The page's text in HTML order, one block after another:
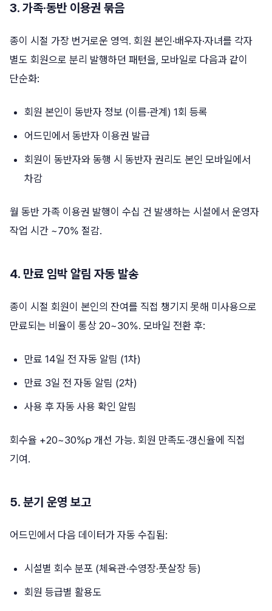
3. 가족·동반 이용권 묶음
종이 시절 가장 번거로운 영역. 회원 본인·배우자·자녀를 각자
별도 회원으로 분리 발행하던 패턴을, 모바일로 다음과 같이
단순화:
회원 본인이 동반자 정보 (이름·관계) 1회 등록
어드민에서 동반자 이용권 발급
회원이 동반자와 동행 시 동반자 권리도 본인 모바일에서
차감
월 동반 가족 이용권 발행이 수십 건 발생하는 시설에서 운영자
작업 시간 ~70% 절감.
4. 만료 임박 알림 자동 발송
종이 시절 회원이 본인의 잔여를 직접 챙기지 못해 미사용으로
만료되는 비율이 통상 20~30%. 모바일 전환 후:
만료 14일 전 자동 알림 (1차)
만료 3일 전 자동 알림 (2차)
사용 후 자동 사용 확인 알림
회수율 +20~30%p 개선 가능. 회원 만족도·갱신율에 직접
기여.
5. 분기 운영 보고
어드민에서 다음 데이터가 자동 수집됨:
시설별 회수 분포 (체육관·수영장·풋살장 등)
회원 등급별 활용도